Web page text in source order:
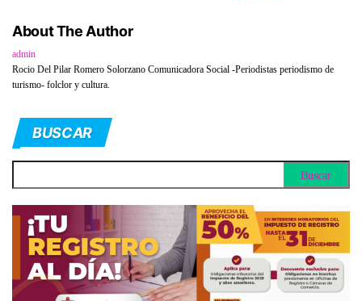
About The Author
admin
Rocio Del Pilar Romero Solorzano Comunicadora Social -Periodistas periodismo de
turismo- folclor y cultura.
BUSCAR